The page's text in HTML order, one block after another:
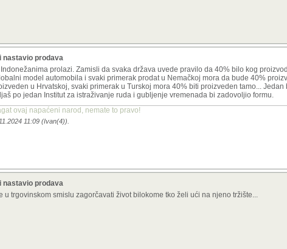
nastavio prodava
prolazi. Zamisli da svaka država uvede pravilo da 40% bilo kog
model automobila i svaki primerak prodat u Nemačkoj mora da bude 40%
u Hrvatskoj, svaki primerak u Turskoj mora 40% biti proizveden tamo...
po jedan Institut za istraživanje ruda i gubljenje vremenada bi zadovoljio formu.
ovaj napaćeni narod, nemate to pravo!
11:09 (Ivan(4)).
nastavio prodava
u trgovinskom smislu zagorčavati život bilokome tko želi ući na njeno tržište...